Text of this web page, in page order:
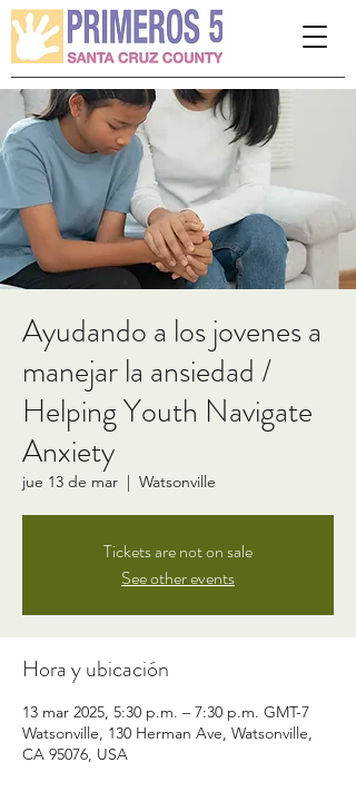
note:
This
website
includes
an
accessibility
system.
Ayudando a los jovenes a
manejar la ansiedad /
Helping Youth Navigate
Anxiety
jue 13 de mar
  |
Watsonville
Tickets are not on sale
See other events
Hora y ubicación
13 mar 2025, 5:30 p.m. – 7:30 p.m. GMT-7
Watsonville, 130 Herman Ave, Watsonville,
CA 95076, USA